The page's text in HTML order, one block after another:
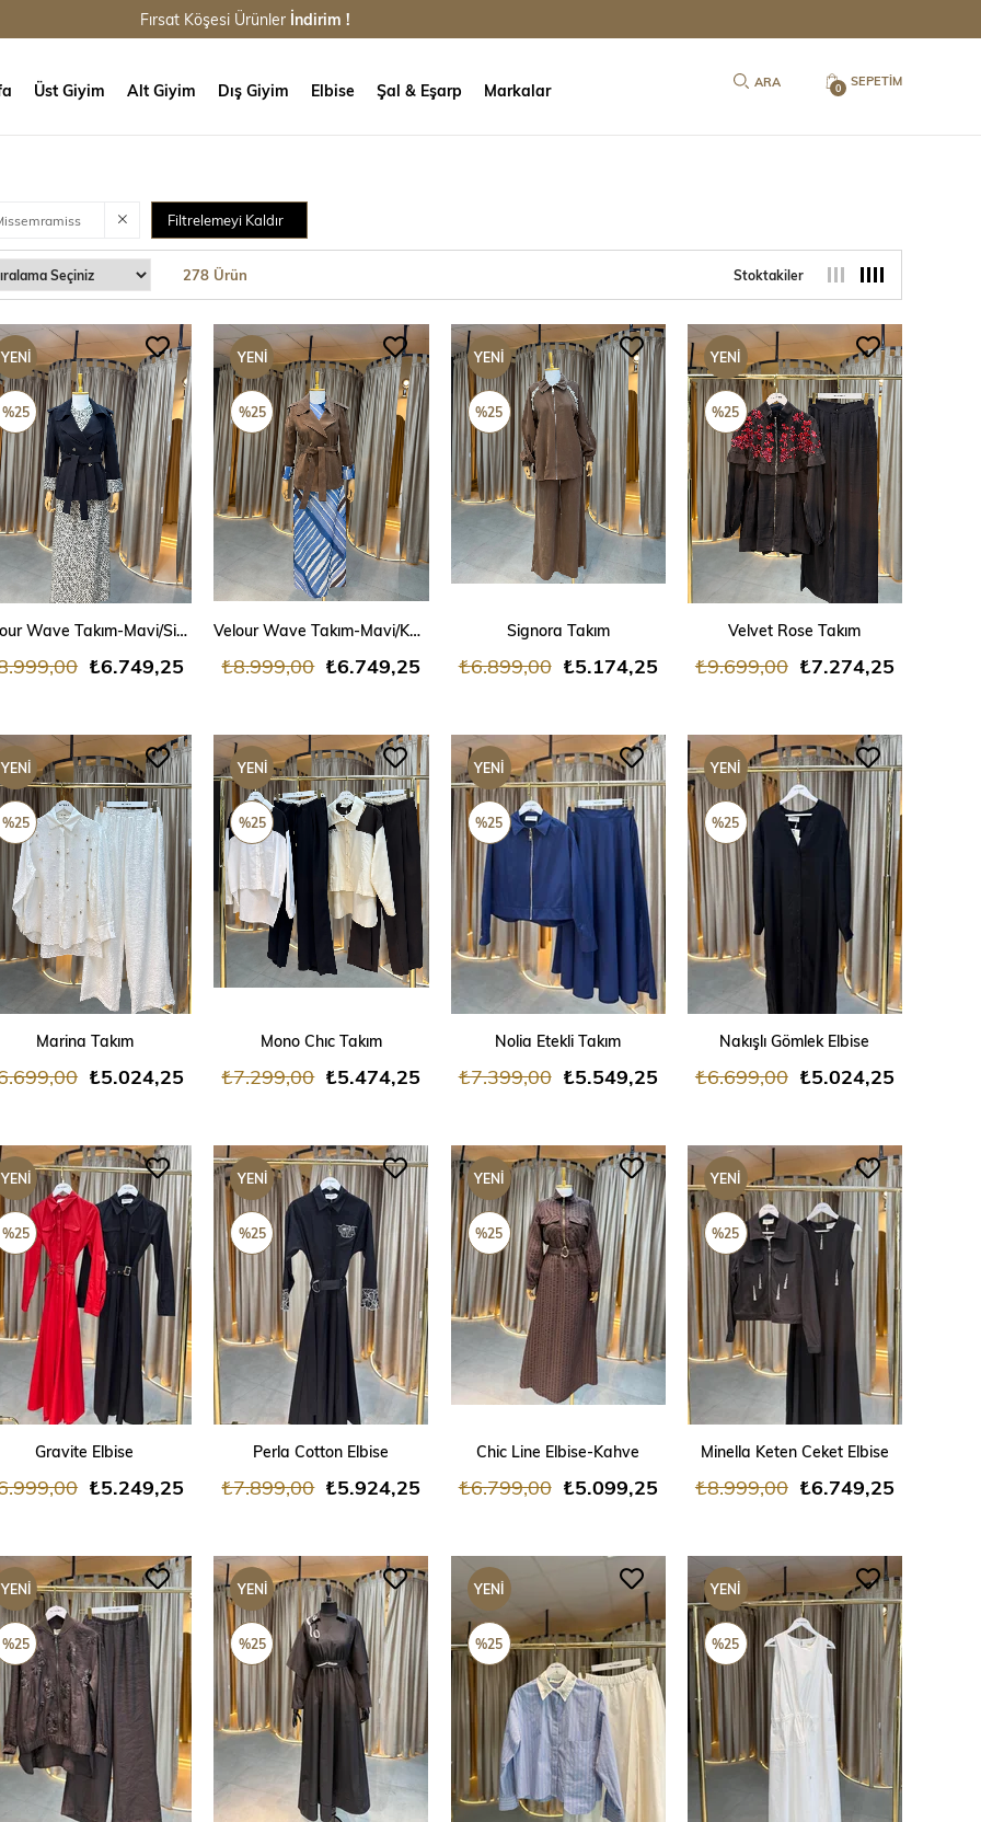
Fırsat Köşesi Ürünler İndirim !
SEPETIM
0
Üst Giyim Alt Giyim Dış Giyim Elbise Şal & Eşarp Markalar
Filtrelemeyi Kaldır
Stoktakiler
278 Ürün
SEPETE EKLE
Velour Wave Takım-Mavi/Siyah
₺6.749,25
YENI
%25
SEPETE EKLE
Velour Wave Takım-Mavi/Kahve
₺6.749,25
₺8.999,00
YENI
ÜRÜN
%25
SEPETE EKLE
Signora Takım
₺5.174,25
₺6.899,00
YENI
ÜRÜN
%25
SEPETE EKLE
Velvet Rose Takım
₺7.274,25
₺9.699,00
YENI
ÜRÜN
%25
SEPETE EKLE
Marina Takım
₺5.024,25
YENI
%25
SEPETE EKLE
Mono Chıc Takım
₺5.474,25
₺7.299,00
YENI
ÜRÜN
%25
SEPETE EKLE
Nolia Etekli Takım
₺5.549,25
₺7.399,00
YENI
ÜRÜN
%25
SEPETE EKLE
Nakışlı Gömlek Elbise
₺5.024,25
₺6.699,00
YENI
ÜRÜN
%25
SEPETE EKLE
Gravite Elbise
₺5.249,25
YENI
%25
SEPETE EKLE
Perla Cotton Elbise
₺5.924,25
₺7.899,00
YENI
ÜRÜN
%25
SEPETE EKLE
Chic Line Elbise-Kahve
₺5.099,25
₺6.799,00
YENI
ÜRÜN
%25
SEPETE EKLE
Minella Keten Ceket Elbise
₺6.749,25
₺8.999,00
YENI
ÜRÜN
%25
YENI
%25
YENI
ÜRÜN
%25
YENI
ÜRÜN
%25
YENI
ÜRÜN
%25